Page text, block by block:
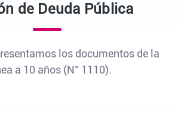
de Deuda Pública
los documentos de la
a 10 años (N° 1110).